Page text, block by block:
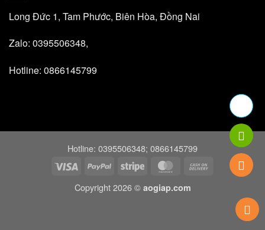
Long Đức 1, Tam Phước, Biên Hòa, Đồng Nai
Zalo: 0395506348,
Hotline: 0866145799
Hotline: 0395506348; 0866145799
Visa
PayPal Stripe MasterCard
Copyright 2026 © aogiap.com